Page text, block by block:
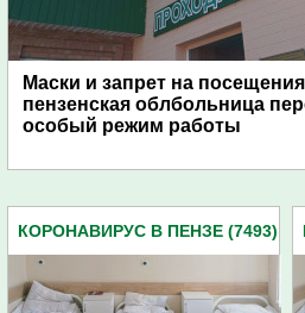
Маски и запрет на
пензенская облбольница
особый режим работы
КОРОНАВИРУС В ПЕНЗЕ (7493)